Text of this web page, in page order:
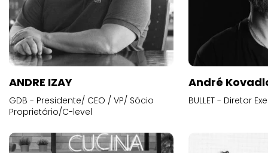
ANDRE IZAY
GDB - Presidente/ CEO / VP/ Sócio
Proprietário/C-level
André
BULLET - Diretor